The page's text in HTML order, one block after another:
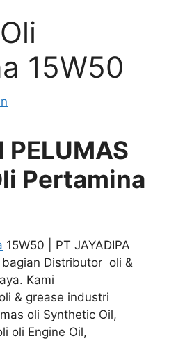
15W50
PELUMAS
Pertamina
15W50 | PT JAYADIPA
bagian Distributor oli &
Kami
& grease industri
oli Synthetic Oil,
oli Engine Oil,